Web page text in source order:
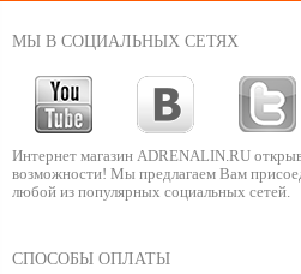
МЫ В СОЦИАЛЬНЫХ СЕТЯХ
Интернет магазин ADRENALIN.RU
возможности! Мы предлагаем Вам
любой из популярных социальных сетей.
СПОСОБЫ ОПЛАТЫ